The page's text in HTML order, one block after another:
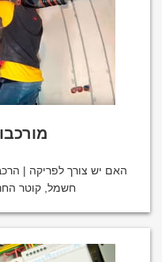
האם יש צורך לפריקה |
חשמל, קוטר